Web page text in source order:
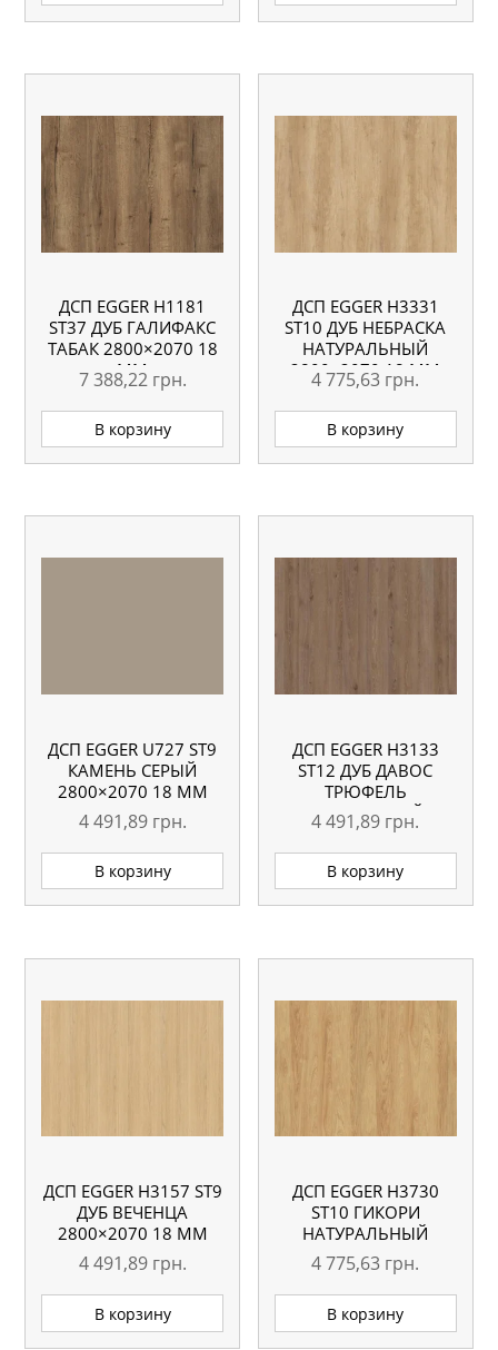
ДСП EGGER H1181
ST37 ДУБ ГАЛИФАКС
ТАБАК 2800×2070 18
ММ
7 388,22 грн.
В корзину
ДСП EGGER H3331
ST10 ДУБ НЕБРАСКА
НАТУРАЛЬНЫЙ
2800×2070 18 ММ
4 775,63 грн.
В корзину
ДСП EGGER U727 ST9
КАМЕНЬ СЕРЫЙ
2800×2070 18 ММ
4 491,89 грн.
В корзину
ДСП EGGER H3133
ST12 ДУБ ДАВОС
ТРЮФЕЛЬ
КОРИЧНЕВЫЙ
2800×2070 18 ММ
4 491,89 грн.
В корзину
ДСП EGGER H3157 ST9
ДУБ ВЕЧЕНЦА
2800×2070 18 ММ
4 491,89 грн.
В корзину
ДСП EGGER H3730
ST10 ГИКОРИ
НАТУРАЛЬНЫЙ
2800×2070 18 ММ
4 775,63 грн.
В корзину